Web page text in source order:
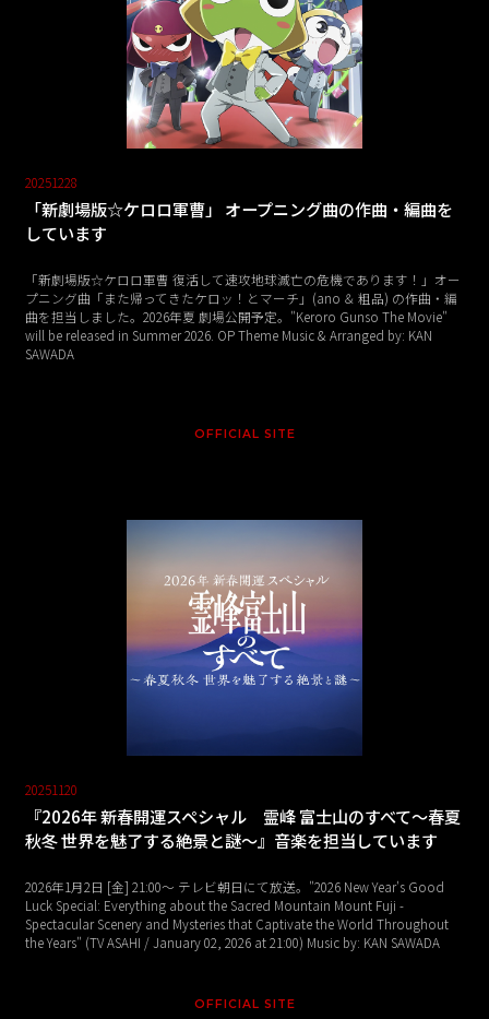
20251228
「新劇場版☆ケロロ軍曹」 オープニング曲の作曲・編曲を
しています
「新劇場版☆ケロロ軍曹 復活して速攻地球滅亡の危機であります！」オー
プニング曲「また帰ってきたケロッ！とマーチ」(ano ＆ 粗品) の作曲・編
曲を担当しました。2026年夏 劇場公開予定。"Keroro Gunso The Movie"
will be released in Summer 2026. OP Theme Music & Arranged by: KAN
SAWADA
OFFICIAL SITE
20251120
『2026年 新春開運スペシャル 霊峰 富士山のすべて～春夏
秋冬 世界を魅了する絶景と謎～』音楽を担当しています
2026年1月2日 [金] 21:00～ テレビ朝日にて放送。"2026 New Year's Good
Luck Special: Everything about the Sacred Mountain Mount Fuji -
Spectacular Scenery and Mysteries that Captivate the World Throughout
the Years" (TV ASAHI / January 02, 2026 at 21:00) Music by: KAN SAWADA
OFFICIAL SITE